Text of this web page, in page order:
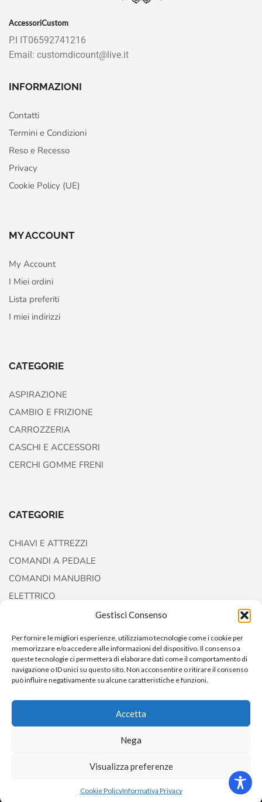
Gestisci Consenso
Per fornire le migliori esperienze, utilizziamo tecnologie come i cookie per
memorizzare e/o accedere alle informazioni del dispositivo. Il consenso a
queste tecnologie ci permetterà di elaborare dati come il comportamento di
navigazione o ID unici su questo sito. Non acconsentire o ritirare il consenso
può influire negativamente su alcune caratteristiche e funzioni.
Accetta
Nega
Visualizza preferenze
Cookie PolicyInformativa Privacy
Shop
0
Cart ACCOUNT
AccessoriCustom
P.I IT06592741216
Email: customdicount@live.it
INFORMAZIONI
Contatti
Termini e Condizioni
Reso e Recesso
Privacy
Cookie Policy (UE)
MY ACCOUNT
My Account
I Miei ordini
Lista preferiti
I miei indirizzi
CATEGORIE
ASPIRAZIONE
CAMBIO E FRIZIONE
CARROZZERIA
CASCHI E ACCESSORI
CERCHI GOMME FRENI
CATEGORIE
CHIAVI E ATTREZZI
COMANDI A PEDALE
COMANDI MANUBRIO
ELETTRICO
FORCELLE E AMMORTIZZATORI
Copyright © 2022AccessoriCustom